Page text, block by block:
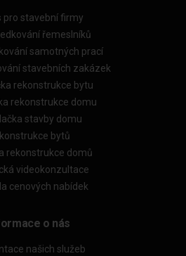
pro stavební firmy
řemeslníků
samotných prací
stavebních zakázek
rekonstrukce bytu
rekonstrukce domu
stavby domu
bytů
rekonstrukce domů
videokonzultace
cenových nabídek
o nás
našich služeb